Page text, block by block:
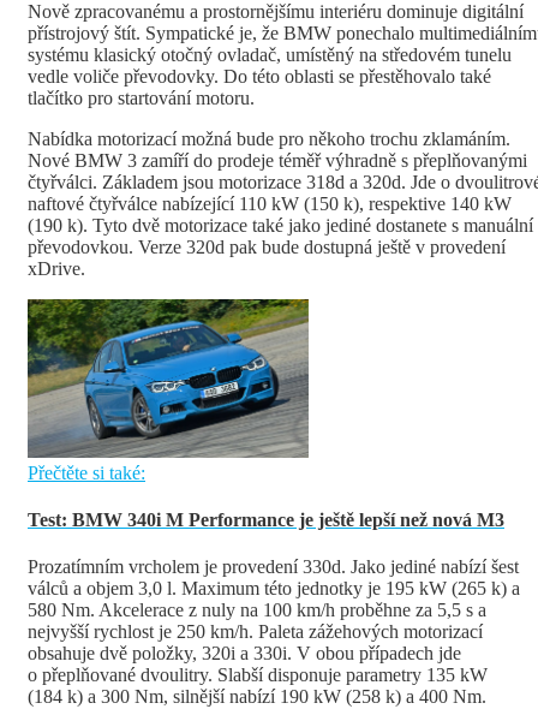
Nově zpracovanému a prostornějšímu interiéru dominuje digitální
přístrojový štít. Sympatické je, že BMW ponechalo
systému klasický otočný ovladač, umístěný na středovém tunelu
vedle voliče převodovky. Do této oblasti se přestěhovalo také
tlačítko pro startování motoru.
Nabídka motorizací možná bude pro někoho trochu zklamáním.
Nové BMW 3 zamíří do prodeje téměř výhradně s přeplňovanými
čtyřválci. Základem jsou motorizace 318d a 320d. Jde o
naftové čtyřválce nabízející 110 kW (150 k), respektive 140 kW
(190 k). Tyto dvě motorizace také jako jediné dostanete s manuální
převodovkou. Verze 320d pak bude dostupná ještě v provedení
xDrive.
Přečtěte si také:
Test: BMW 340i M Performance je ještě lepší než nová M3
Prozatímním vrcholem je provedení 330d. Jako jediné nabízí šest
válců a objem 3,0 l. Maximum této jednotky je 195 kW (265 k) a
580 Nm. Akcelerace z nuly na 100 km/h proběhne za 5,5 s a
nejvyšší rychlost je 250 km/h. Paleta zážehových motorizací
obsahuje dvě položky, 320i a 330i. V obou případech jde
o přeplňované dvoulitry. Slabší disponuje parametry 135 kW
(184 k) a 300 Nm, silnější nabízí 190 kW (258 k) a 400 Nm.